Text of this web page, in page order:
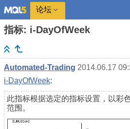
论坛
指标: i-DayOfWeek
Automated-Trading 2014.06.17
i-DayOfWeek:
此指标根据选定的指标设置，以彩
范围。